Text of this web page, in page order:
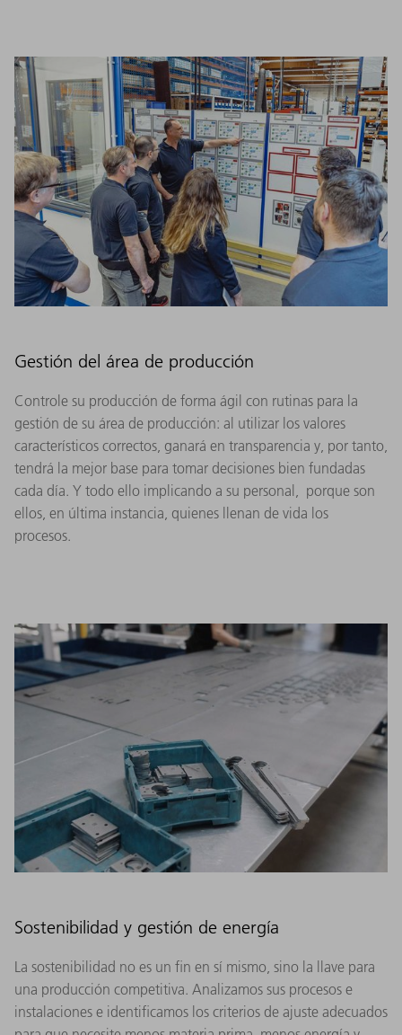
Gestión del área de producción
Controle su producción de forma ágil con rutinas para la
gestión de su área de producción: al utilizar los valores
característicos correctos, ganará en transparencia y, por tanto,
tendrá la mejor base para tomar decisiones bien fundadas
cada día. Y todo ello implicando a su personal, porque son
ellos, en última instancia, quienes llenan de vida los
procesos.
Sostenibilidad y gestión de energía
La sostenibilidad no es un fin en sí mismo, sino la llave para
una producción competitiva. Analizamos sus procesos e
instalaciones e identificamos los criterios de ajuste adecuados